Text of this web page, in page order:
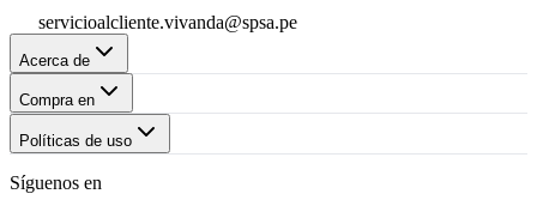
servicioalcliente.vivanda@spsa.pe
Acerca de
Compra en
Políticas de uso
Síguenos en